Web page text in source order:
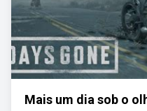
Mais um dia sob o